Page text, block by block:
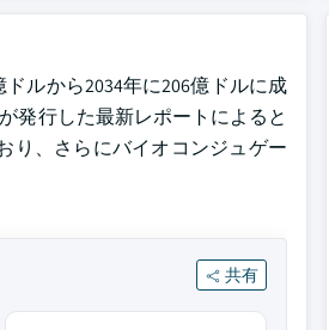
ルから2034年に206億ドルに成
発行した最新レポートによると
り、さらにバイオコンジュゲー
共有